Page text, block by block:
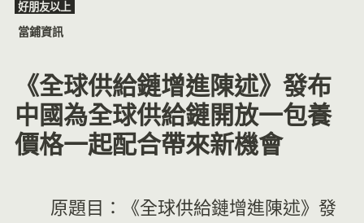
Skip好朋友以上
當鋪資訊
《全球供給鏈增進陳述》發布
中國為全球供給鏈開放一包養
價格一起配合帶來新機會
原題目：《全球供給鏈增進陳述》發